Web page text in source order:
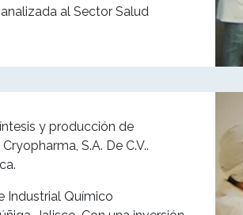
al Sector Salud
y producción de
S.A. De C.V..
Industrial Químico